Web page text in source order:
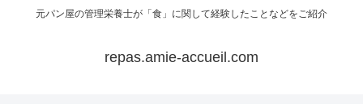
元パン屋の管理栄養士が「食」に関して経験したことなどをご紹介
repas.amie-accueil.com